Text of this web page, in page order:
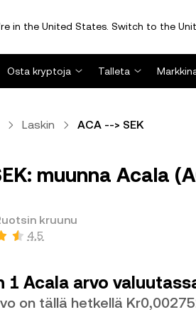
in the United States. Switch to the
Osta kryptoja
Talleta
Laskin ACA --> SEK
muunna Acala
kruunu
4,5
1 Acala arvo
on tällä hetkellä